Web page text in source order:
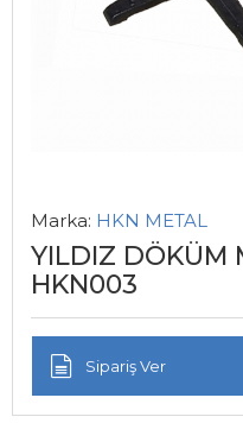
Marka: HKN METAL
YILDIZ DÖKÜM
HKN003
Sipariş Ver